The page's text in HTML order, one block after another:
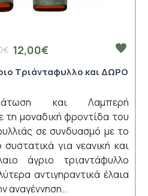
12,00€
Τριάνταφυλλο και ΔΩΡΟ
και Λαμπερή
τη μοναδική φροντίδα του
σε συνδυασμό με το
για νεανική και
άγριο τριαντάφυλλο
αντιγηραντικά έλαια
αναγέννηση..